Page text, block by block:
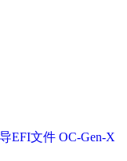
EFI文件 OC-Gen-X